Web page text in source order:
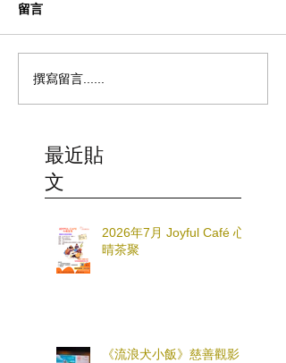
留言
撰寫留言......
最近貼
文
2026年7月 Joyful Café 心
晴茶聚
《流浪犬小飯》慈善觀影